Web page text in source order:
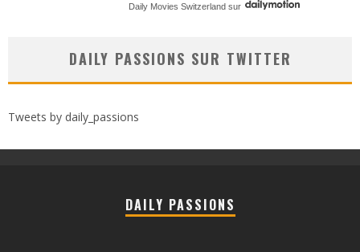
Daily Movies Switzerland sur
DAILY PASSIONS SUR TWITTER
Tweets by daily_passions
DAILY PASSIONS